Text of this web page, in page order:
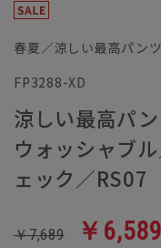
春夏／涼しい最高パンツ
FP3288-XD
涼しい最高パ
ウォッシャブ
ェック／RS07
￥7,689 ￥6,589